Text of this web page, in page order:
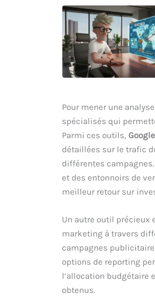
Pour mener une
spécialisés qui
Parmi ces outils,
détaillées sur le trafic
différentes
et des entonnoirs de
meilleur retour sur
Un autre outil précieux
marketing à travers
campagnes
options de reporting
l’allocation budgétaire
obtenus.